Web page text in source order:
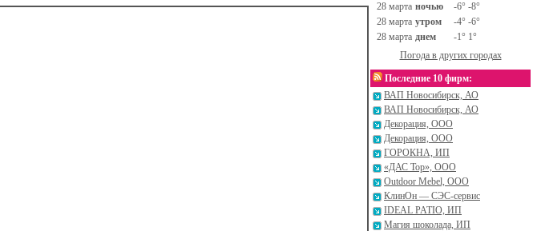
28 марта ночью
-6° -8°
28 марта утром
-4° -6°
28 марта днем
-1° 1°
Погода в других городах
Последние 10 фирм:
ВАП Новосибирск, АО
ВАП Новосибирск, АО
Декорация, ООО
Декорация, ООО
ГОРОКНА, ИП
«ДАС Тор», ООО
Outdoor Mebel, ООО
КлинОн — СЭС-сервис
IDEAL PATIO, ИП
Магия шоколада, ИП